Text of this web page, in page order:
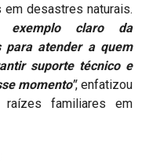
desastres naturais.
exemplo claro da
para atender a quem
suporte técnico e
momento", enfatizou
familiares em